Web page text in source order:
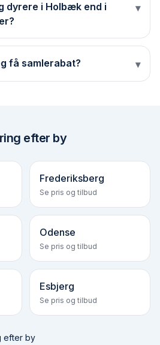
dyrere i Holbæk end i
▾
få samlerabat? ▾
efter by
Frederiksberg
Se pris og tilbud
Odense
Se pris og tilbud
Esbjerg
Se pris og tilbud
efter by